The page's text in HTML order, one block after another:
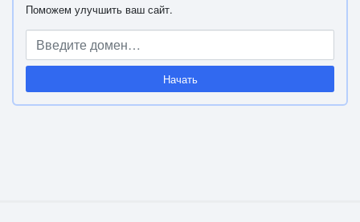
Поможем улучшить ваш сайт.
Начать